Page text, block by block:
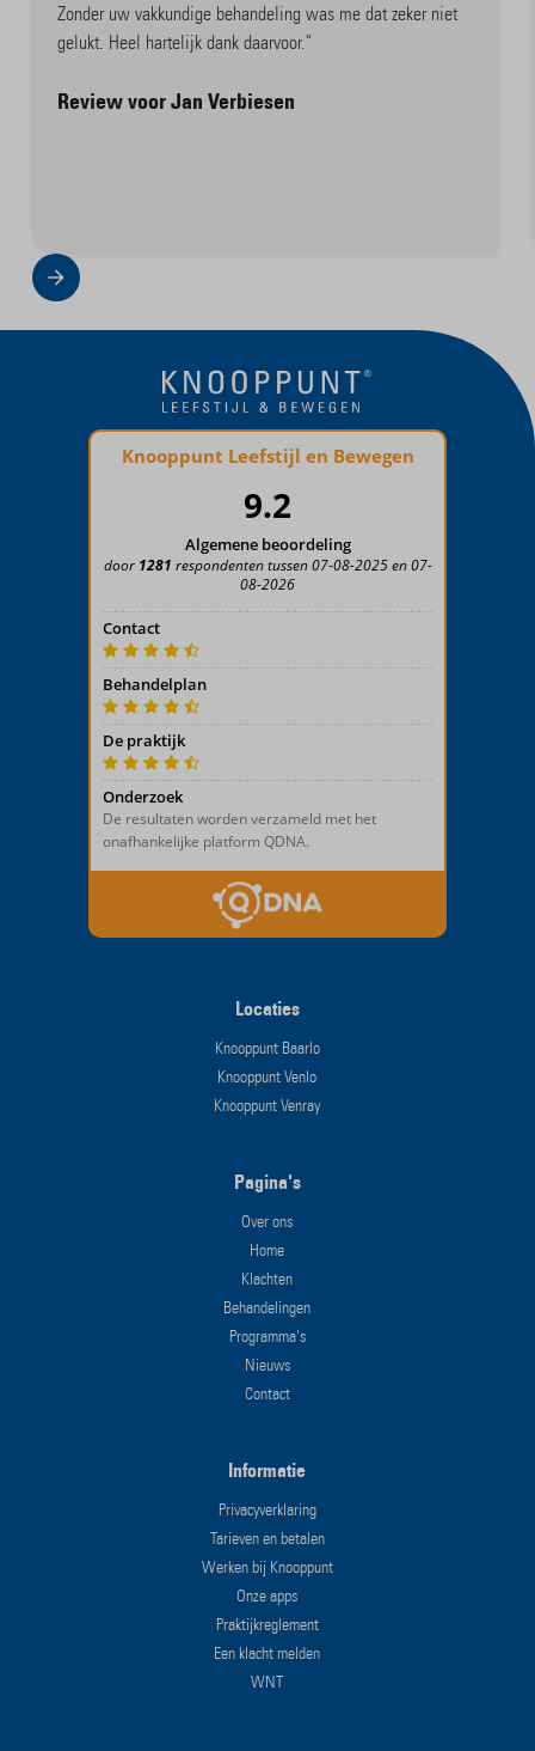
Zonder uw vakkundige behandeling was me dat zeker niet
gelukt. Heel hartelijk dank daarvoor."
Review voor Jan Verbiesen
Locaties
Knooppunt Baarlo
Knooppunt Venlo
Knooppunt Venray
Pagina's
Over ons
Home
Klachten
Behandelingen
Programma's
Nieuws
Contact
Informatie
Privacyverklaring
Tarieven en betalen
Werken bij Knooppunt
Onze apps
Praktijkreglement
Een klacht melden
WNT